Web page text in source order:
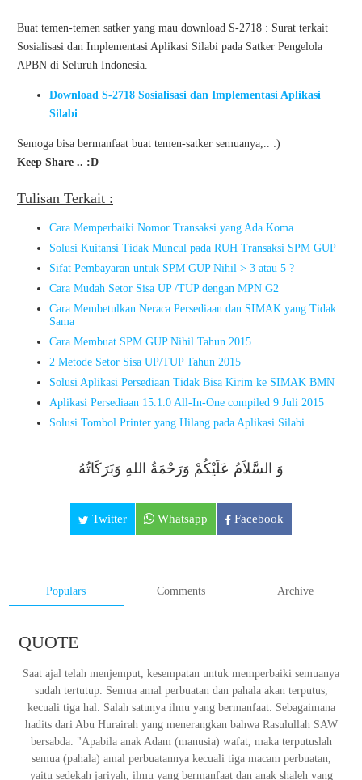
Buat temen-temen satker yang mau download S-2718 : Surat terkait
Sosialisasi dan Implementasi Aplikasi Silabi pada Satker Pengelola
APBN di Seluruh Indonesia.
Download S-2718 Sosialisasi dan Implementasi Aplikasi
Silabi
Semoga bisa bermanfaat buat temen-satker semuanya,.. :)
Keep Share .. :D
Tulisan Terkait :
Cara Memperbaiki Nomor Transaksi yang Ada Koma
Solusi Kuitansi Tidak Muncul pada RUH Transaksi SPM GUP
Sifat Pembayaran untuk SPM GUP Nihil > 3 atau 5 ?
Cara Mudah Setor Sisa UP /TUP dengan MPN G2
Cara Membetulkan Neraca Persediaan dan SIMAK yang Tidak
Sama
Cara Membuat SPM GUP Nihil Tahun 2015
2 Metode Setor Sisa UP/TUP Tahun 2015
Solusi Aplikasi Persediaan Tidak Bisa Kirim ke SIMAK BMN
Aplikasi Persediaan 15.1.0 All-In-One compiled 9 Juli 2015
Solusi Tombol Printer yang Hilang pada Aplikasi Silabi
وَ السَّلاَمُ عَلَيْكُمْ وَرَحْمَةُ اللهِ وَبَرَكَاتُهُ
Twitter Whatsapp Facebook
Populars Comments Archive
QUOTE
Saat ajal telah menjemput, kesempatan untuk memperbaiki semuanya
sudah tertutup. Semua amal perbuatan dan pahala akan terputus,
kecuali tiga hal. Salah satunya ilmu yang bermanfaat. Sebagaimana
hadits dari Abu Hurairah yang menerangkan bahwa Rasulullah SAW
bersabda. "Apabila anak Adam (manusia) wafat, maka terputuslah
semua (pahala) amal perbuatannya kecuali tiga macam perbuatan,
yaitu sedekah jariyah, ilmu yang bermanfaat dan anak shaleh yang